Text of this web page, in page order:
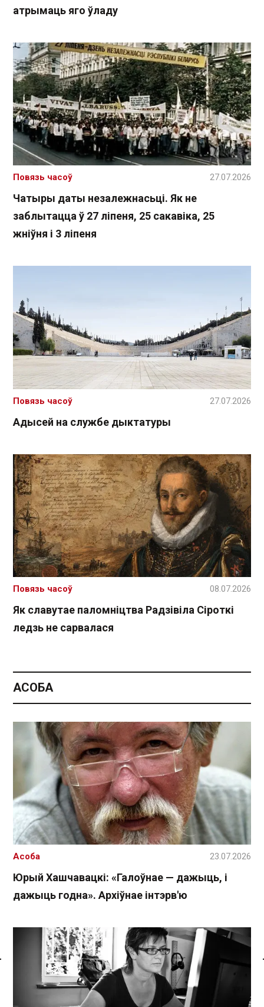
Спасылка без VPN
атрымаць яго ўладу
Чатыры даты незалежнасьці. Як не
заблытацца ў 27 ліпеня, 25 сакавіка, 25
жніўня і 3 ліпеня
Повязь часоў 27.07.2026
Адысей на службе дыктатуры
Повязь часоў 27.07.2026
Як славутае паломніцтва Радзівіла Сіроткі
ледзь не сарвалася
Повязь часоў 08.07.2026
АСОБА
Юрый Хашчавацкі: «Галоўнае — дажыць, і
дажыць годна». Архіўнае інтэрв'ю
Асоба 23.07.2026